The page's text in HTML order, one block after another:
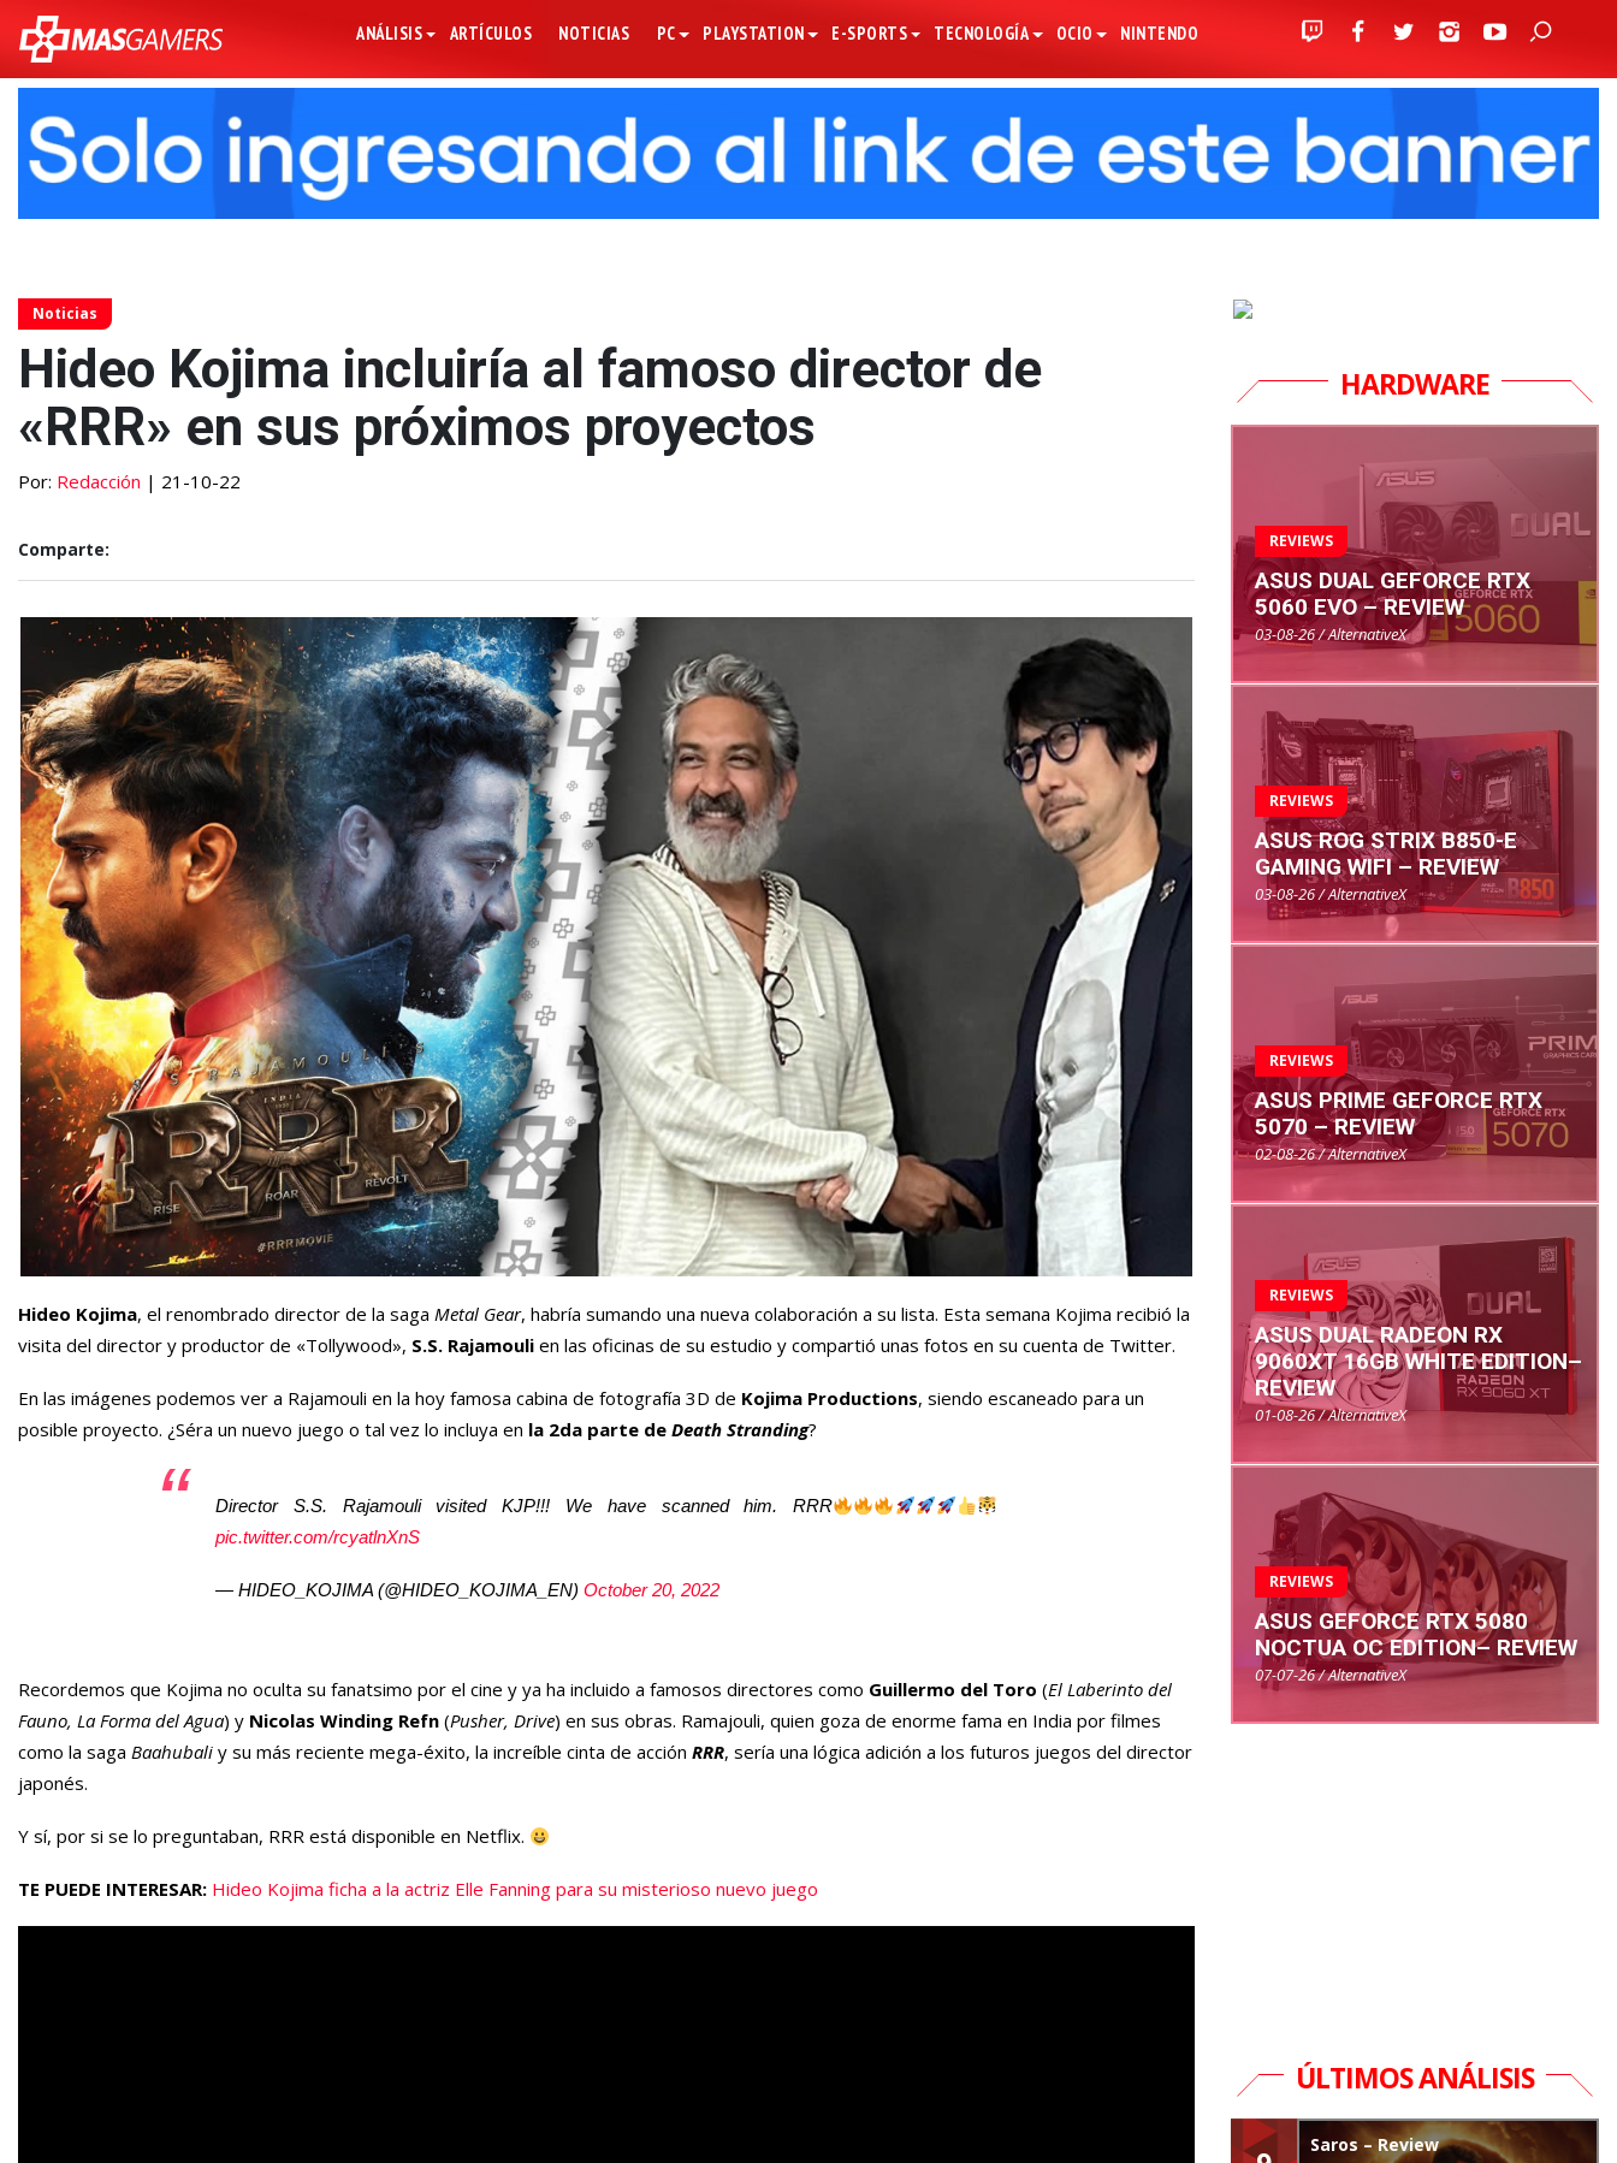
ANÁLISIS ARTÍCULOS NOTICIAS PC PLAYSTATION E-SPORTS TECNOLOGÍA OCIO NINTENDO
Noticias
Hideo Kojima incluiría al famoso director de
«RRR» en sus próximos proyectos
Por: Redacción | 21-10-22
Comparte:
Hideo Kojima, el renombrado director de la saga Metal Gear, habría sumando una nueva colaboración a su lista. Esta semana Kojima recibió la
visita del director y productor de «Tollywood», S.S. Rajamouli en las oficinas de su estudio y compartió unas fotos en su cuenta de Twitter.
En las imágenes podemos ver a Rajamouli en la hoy famosa cabina de fotografía 3D de Kojima Productions, siendo escaneado para un
posible proyecto. ¿Séra un nuevo juego o tal vez lo incluya en la 2da parte de Death Stranding?
Director S.S. Rajamouli visited KJP!!! We have scanned him. RRR
pic.twitter.com/rcyatlnXnS
— HIDEO_KOJIMA (@HIDEO_KOJIMA_EN) October 20, 2022
Recordemos que Kojima no oculta su fanatsimo por el cine y ya ha incluido a famosos directores como Guillermo del Toro (El Laberinto del
Fauno, La Forma del Agua) y Nicolas Winding Refn (Pusher, Drive) en sus obras. Ramajouli, quien goza de enorme fama en India por filmes
como la saga Baahubali y su más reciente mega-éxito, la increíble cinta de acción RRR, sería una lógica adición a los futuros juegos del director
japonés.
Y sí, por si se lo preguntaban, RRR está disponible en Netflix.
TE PUEDE INTERESAR: Hideo Kojima ficha a la actriz Elle Fanning para su misterioso nuevo juego
HARDWARE
REVIEWS
ASUS DUAL GEFORCE RTX
5060 EVO – REVIEW
03-08-26 / AlternativeX
REVIEWS
ASUS ROG STRIX B850-E
GAMING WIFI – REVIEW
03-08-26 / AlternativeX
REVIEWS
ASUS PRIME GEFORCE RTX
5070 – REVIEW
02-08-26 / AlternativeX
REVIEWS
ASUS DUAL RADEON RX
9060XT 16GB WHITE EDITION–
REVIEW
01-08-26 / AlternativeX
REVIEWS
ASUS GEFORCE RTX 5080
NOCTUA OC EDITION– REVIEW
07-07-26 / AlternativeX
ÚLTIMOS ANÁLISIS
Saros – Review